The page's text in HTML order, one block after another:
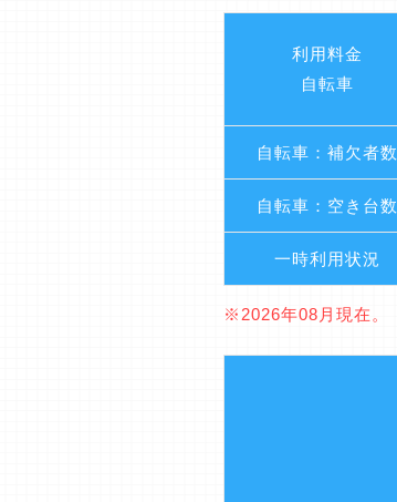
利用料金
自転車
自転車：補欠者数
自転車：空き台数
一時利用状況
※2026年08月現在。